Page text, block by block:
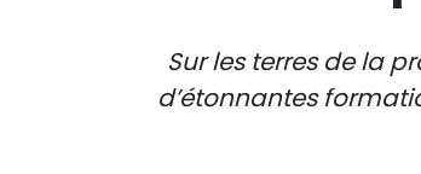
Sur les terres de la
d’étonnantes